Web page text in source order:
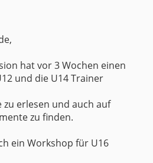
hat vor 3 Wochen einen
und die U14 Trainer
zu erlesen und auch auf
zu finden.
ein Workshop für U16